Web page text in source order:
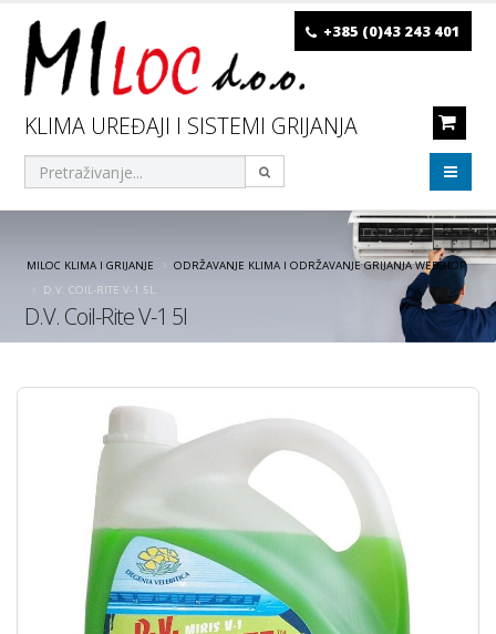
KLIMA UREĐAJI I SISTEMI GRIJANJA
+385 (0)43 243 401
MILOC KLIMA I GRIJANJE
ODRŽAVANJE KLIMA I ODRŽAVANJE GRIJANJA WEBSHOP
D.V. COIL-RITE V-1 5L
D.V. Coil-Rite V-1 5l